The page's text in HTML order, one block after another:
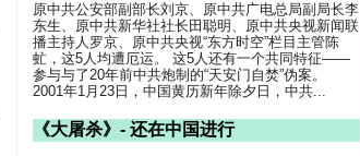
原中共公安部副部长刘京、原中共广电总局副局长李
东生、原中共新华社社长田聪明、原中共央视新闻联
播主持人罗京、原中共央视“东方时空”栏目主管陈
虻，这5人均遭厄运。 这5人还有一个共同特征——
参与与了20年前中共炮制的“天安门自焚”伪案。
2001年1月23日，中国黄历新年除夕日，中共...
《大屠杀》- 还在中国进行